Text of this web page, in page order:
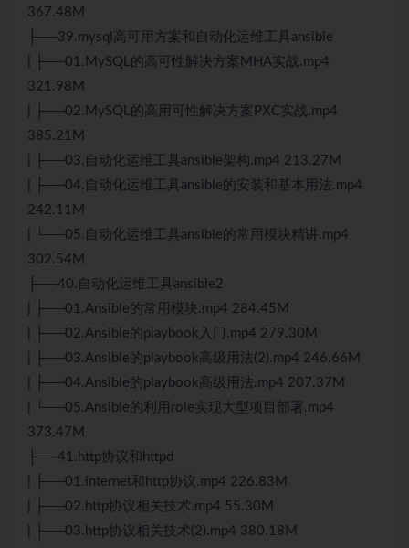
367.48M
├──39.mysql高可用方案和自动化运维工具ansible
| ├──01.MySQL的高可性解决方案MHA实战.mp4
321.98M
| ├──02.MySQL的高用可性解决方案PXC实战.mp4
385.21M
| ├──03.自动化运维工具ansible架构.mp4 213.27M
| ├──04.自动化运维工具ansible的安装和基本用法.mp4
242.11M
| └──05.自动化运维工具ansible的常用模块精讲.mp4
302.54M
├──40.自动化运维工具ansible2
| ├──01.Ansible的常用模块.mp4 284.45M
| ├──02.Ansible的playbook入门.mp4 279.30M
| ├──03.Ansible的playbook高级用法(2).mp4 246.66M
| ├──04.Ansible的playbook高级用法.mp4 207.37M
| └──05.Ansible的利用role实现大型项目部署.mp4
373.47M
├──41.http协议和httpd
| ├──01.internet和http协议.mp4 226.83M
| ├──02.http协议相关技术.mp4 55.30M
| ├──03.http协议相关技术(2).mp4 380.18M